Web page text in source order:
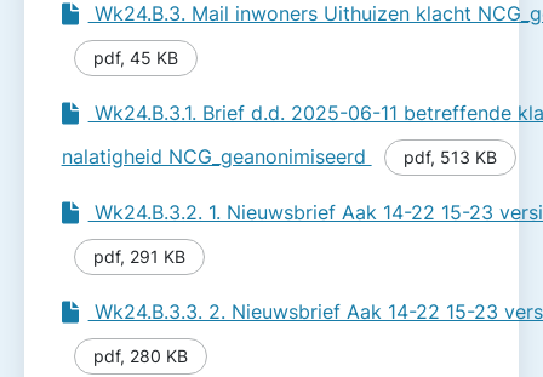
Wk24.B.3. Mail inwoners Uithuizen klacht
pdf, 45 KB
Wk24.B.3.1. Brief d.d. 2025-06-11 betreffende
nalatigheid NCG_geanonimiseerd
pdf, 513 KB
Wk24.B.3.2. 1. Nieuwsbrief Aak 14-22 15-23
pdf, 291 KB
Wk24.B.3.3. 2. Nieuwsbrief Aak 14-22 15-23
pdf, 280 KB